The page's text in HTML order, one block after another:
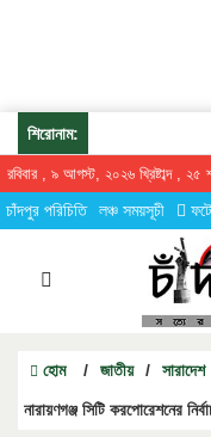
শিরোনাম:
রবিবার , ৯ আগস্ট, ২০২৬ খ্রিষ্টাব্দ , ২৫
চাঁদপুর পরিচিতি লঞ্চ সময়সূচী
হোম / জাতীয় / সারাদেশ
নারায়ণগঞ্জ সিটি করপোরেশনের